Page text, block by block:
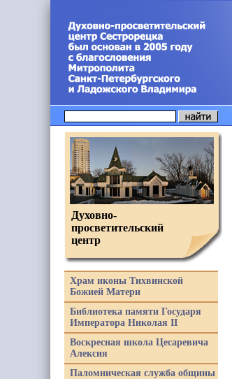
Духовно-
просветительский
центр
Храм иконы Тихвинской
Божией Матери
Библиотека памяти Государя
Императора Николая II
Воскресная школа Цесаревича
Алексия
Паломническая служба общины